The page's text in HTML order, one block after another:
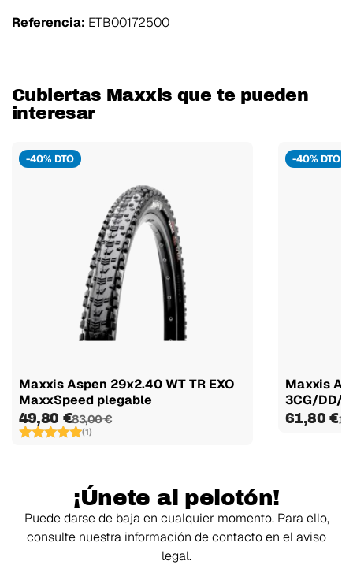
Referencia: ETB00172500
Cubiertas Maxxis que te pueden
interesar
-40% DTO
Maxxis Aspen 29x2.40 WT TR EXO
MaxxSpeed plegable
49,80 €83,00 €
(1)
-40% DTO
Maxxis
3CG/DD/
61,80 €
¡Únete al pelotón!
Puede darse de baja en cualquier momento. Para ello,
consulte nuestra información de contacto en el aviso
legal.